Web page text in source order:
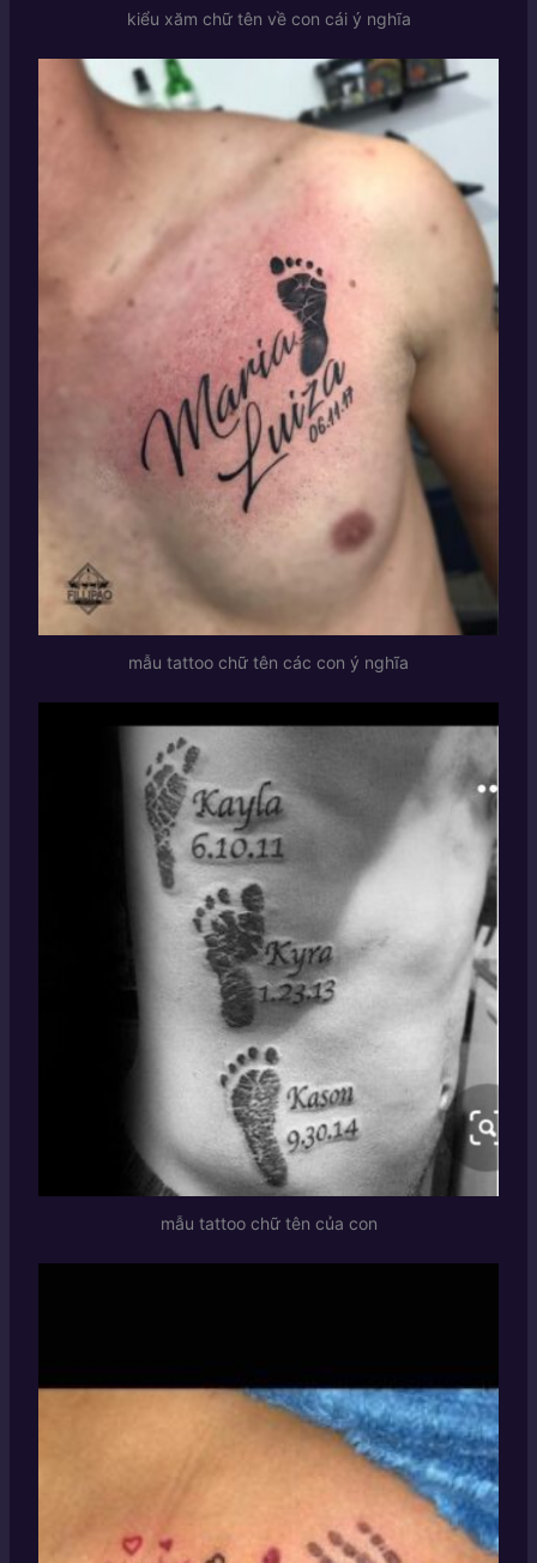
kiểu xăm chữ tên về con cái ý nghĩa
mẫu tattoo chữ tên các con ý nghĩa
mẫu tattoo chữ tên của con